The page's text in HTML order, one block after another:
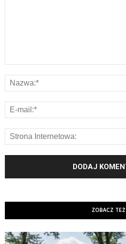
ZOBACZ TEŻ